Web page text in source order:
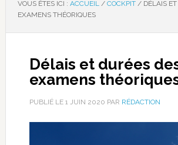
VOUS ÊTES ICI : ACCUEIL / COCKPIT /DÉLAIS ET
EXAMENS THÉORIQUES
Délais et durées
examens
PUBLIÉ LE 1 JUIN 2020 PAR RÉDACTION